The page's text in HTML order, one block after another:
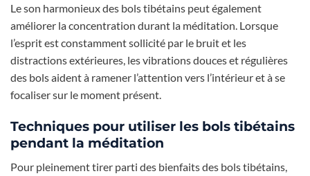
Le son harmonieux des bols tibétains peut également
améliorer la concentration durant la méditation. Lorsque
l’esprit est constamment sollicité par le bruit et les
distractions extérieures, les vibrations douces et régulières
des bols aident à ramener l’attention vers l’intérieur et à se
focaliser sur le moment présent.
Techniques pour utiliser les bols tibétains
pendant la méditation
Pour pleinement tirer parti des bienfaits des bols tibétains,